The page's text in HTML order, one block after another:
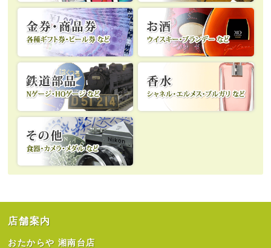
店舗案内
おたからや 湘南台店